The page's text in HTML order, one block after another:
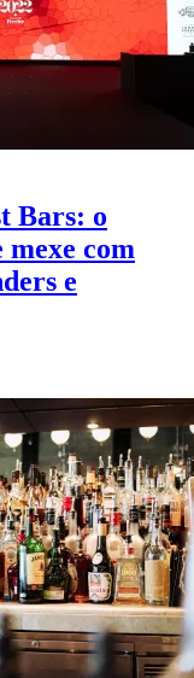
Bars: o
mexe com
e